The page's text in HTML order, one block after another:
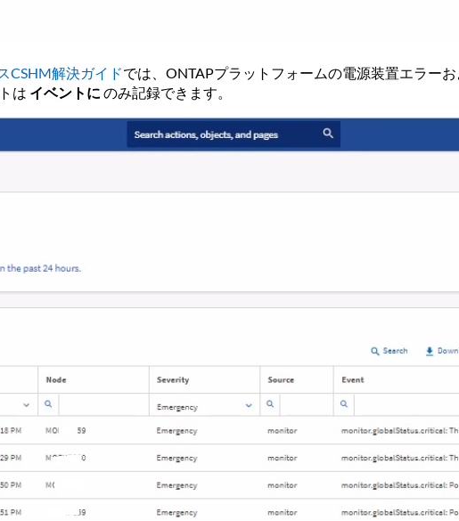
CSHM解決ガイドでは、ONTAPプラットフォームの電源装置エラー
は イベントに のみ記録できます。